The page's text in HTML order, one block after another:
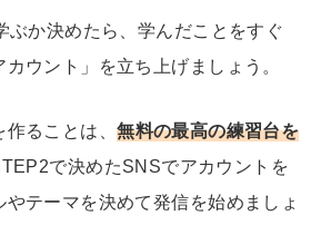
ぶか決めたら、学んだことをすぐ
ウント」を立ち上げましょう。
作ることは、無料の最高の練習台を
で決めたSNSでアカウントを
テーマを決めて発信を始めましょ